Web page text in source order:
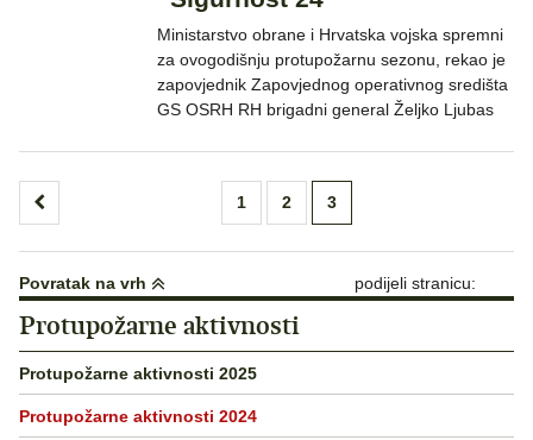
Ministarstvo obrane i Hrvatska vojska spremni
za ovogodišnju protupožarnu sezonu, rekao je
zapovjednik Zapovjednog operativnog središta
GS OSRH RH brigadni general Željko Ljubas
Brojevi
objava
1 2 3
Povratak na vrh podijeli stranicu:
Protupožarne aktivnosti
Protupožarne aktivnosti 2025
Protupožarne aktivnosti 2024